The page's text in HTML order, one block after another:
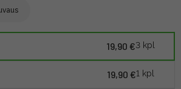
19,90 €3 kpl
19,90 €1 kpl